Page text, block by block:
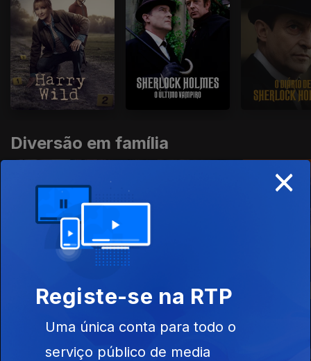
Diversão em família
Retratos de época
×
Registe-se na RTP
Uma única conta para todo o
serviço público de media